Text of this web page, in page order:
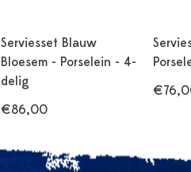
Serviesset Blauw
Bloesem - Porselein - 4-
delig
€86,00